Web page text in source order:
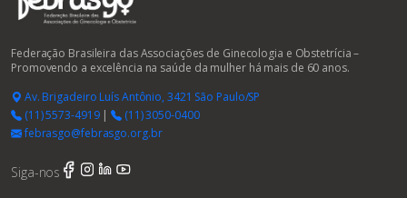
Federação Brasileira das Associações de Ginecologia e Obstetrícia –
Promovendo a excelência na saúde da mulher há mais de 60 anos.
Av. Brigadeiro Luís Antônio, 3421 São Paulo/SP
(11) 5573-4919|
(11) 3050-0400
febrasgo@febrasgo.org.br
Siga-nos